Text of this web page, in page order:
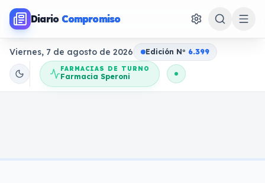
Diario Compromiso
Viernes, 7 de agosto de 2026 Edición No 6.399
FARMACIAS DE TURNO
Farmacia Speroni